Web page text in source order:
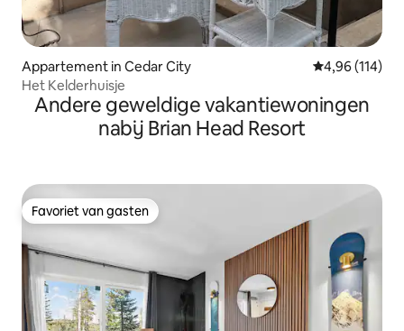
Appartement in Cedar City Gemiddelde
4,96 (114)
Het Kelderhuisje
Andere geweldige vakantiewoningen
nabij Brian Head Resort
Favoriet van gasten
Favoriet van gasten